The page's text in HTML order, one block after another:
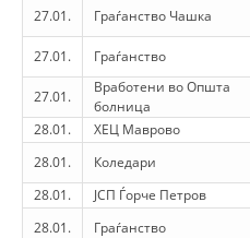
MATERIAL
27.01. Граѓанство Чашка
27.01. Граѓанство
27.01.
Вработени во Општа
болница
28.01.
ХЕЦ Маврово
28.01.
Коледари
28.01.
ЈСП Ѓорче Петров
28.01.
Граѓанство